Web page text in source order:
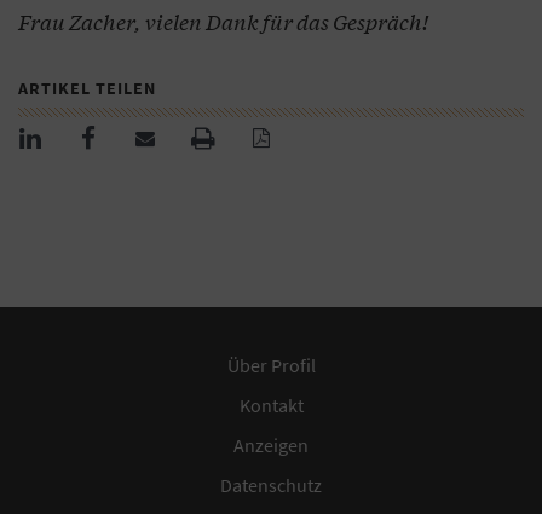
Frau Zacher, vielen Dank für das Gespräch!
ARTIKEL TEILEN
Über Profil
Kontakt
Anzeigen
Datenschutz